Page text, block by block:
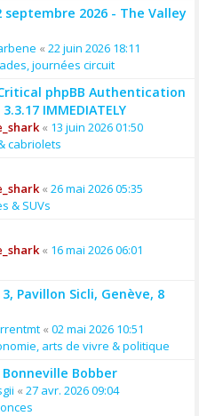
septembre 2026 - The Valley
« 22 juin 2026 18:11
journées circuit
Critical phpBB Authentication
IMMEDIATELY
« 13 juin 2026 01:50
cabriolets
« 26 mai 2026 05:35
& SUVs
« 16 mai 2026 06:01
Pavillon Sicli, Genève, 8
« 02 mai 2026 10:51
arts de vivre & politique
Bonneville Bobber
« 27 avr. 2026 09:04